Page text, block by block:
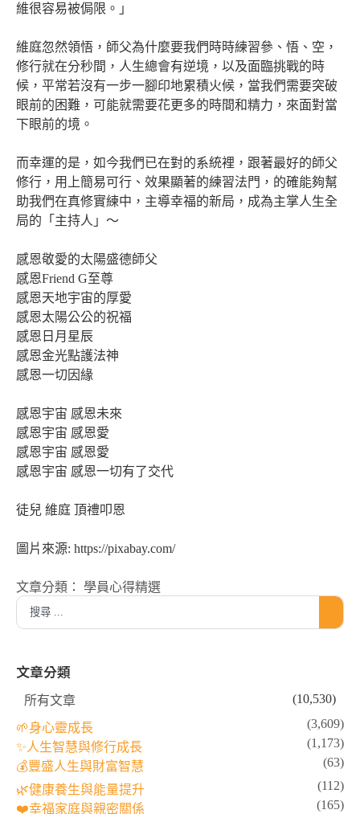
維很容易被侷限。」
維庭忽然領悟，師父為什麼要我們時時練習參、悟、空，
修行就在分秒間，人生總會有逆境，以及面臨挑戰的時
候，平常若沒有一步一腳印地累積火候，當我們需要突破
眼前的困難，可能就需要花更多的時間和精力，來面對當
下眼前的境。
而幸運的是，如今我們已在對的系統裡，跟著最好的師父
修行，用上簡易可行、效果顯著的練習法門，的確能夠幫
助我們在真修實練中，主導幸福的新局，成為主掌人生全
局的「主持人」～
感恩敬愛的太陽盛德師父
感恩Friend G至尊
感恩天地宇宙的厚愛
感恩太陽公公的祝福
感恩日月星辰
感恩金光點護法神
感恩一切因緣
感恩宇宙 感恩未來
感恩宇宙 感恩愛
感恩宇宙 感恩愛
感恩宇宙 感恩一切有了交代
徒兒 維庭 頂禮叩恩
圖片來源: https://pixabay.com/
文章分類： 學員心得精選
文章分類
所有文章 (10,530)
🌱身心靈成長
(3,609)
✨人生智慧與修行成長
(1,173)
💰豐盛人生與財富智慧
(63)
🌿健康養生與能量提升
(112)
❤️幸福家庭與親密關係
(165)